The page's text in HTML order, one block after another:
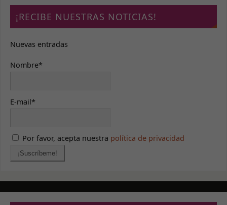
¡RECIBE NUESTRAS NOTICIAS!
Nuevas entradas
Nombre*
E-mail*
Por favor, acepta nuestra política de privacidad